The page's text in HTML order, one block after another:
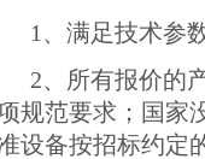
1、满足技术参
2、所有报价的
规范要求；国家
设备按招标约定